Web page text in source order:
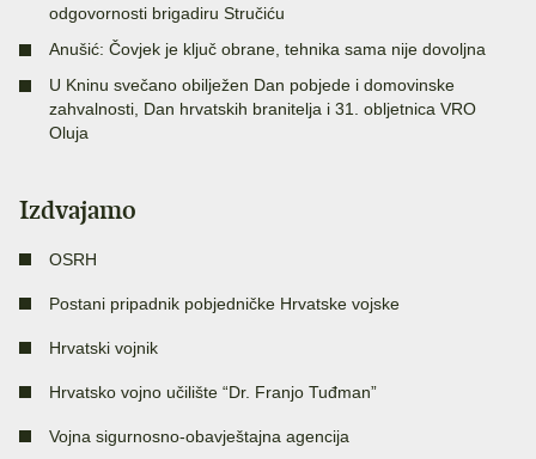
odgovornosti brigadiru Stručiću
Anušić: Čovjek je ključ obrane, tehnika sama nije dovoljna
U Kninu svečano obilježen Dan pobjede i domovinske
zahvalnosti, Dan hrvatskih branitelja i 31. obljetnica VRO
Oluja
Izdvajamo
OSRH
Postani pripadnik pobjedničke Hrvatske vojske
Hrvatski vojnik
Hrvatsko vojno učilište “Dr. Franjo Tuđman”
Vojna sigurnosno-obavještajna agencija